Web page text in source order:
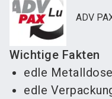
ADV
Wichtige Fakten
edle
edle